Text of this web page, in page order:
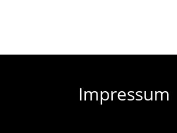
Impressum